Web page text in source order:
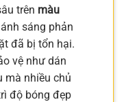
trên màu
sáng phản
đã bị tổn hại.
vệ như dán
mà nhiều chủ
độ bóng đẹp